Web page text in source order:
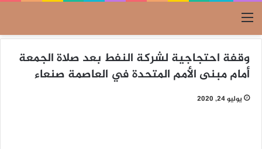
القائمة
وقفة احتجاجية لشركة النفط بعد صلاة الجمعة
أمام مبنى الأمم المتحدة في العاصمة صنعاء
يوليو 24, 2020